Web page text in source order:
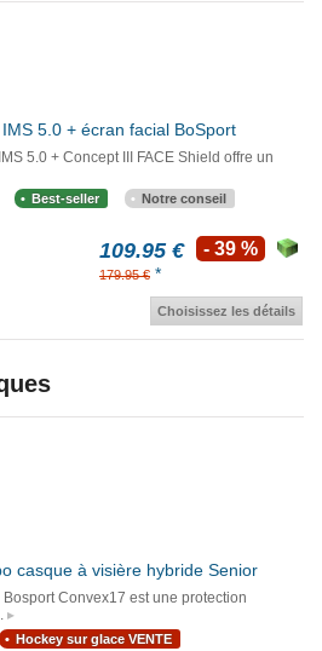
5.0 + écran facial BoSport
5.0 + Concept III FACE Shield offre un
Best-seller Notre conseil
109.95 €
179.95 € *
- 39 %
Choisissez les détails
casque à visière hybride Senior
Convex17 est une protection
Hockey sur glace VENTE